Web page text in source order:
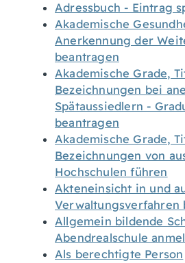
Adressbuch - Eintrag
Akademische
Anerkennung der
beantragen
Akademische Grade,
Bezeichnungen bei
Spätaussiedlern -
beantragen
Akademische Grade,
Bezeichnungen von
Hochschulen führen
Akteneinsicht in und
Verwaltungsverfahren
Allgemein bildende
Abendrealschule
Als berechtigte Person